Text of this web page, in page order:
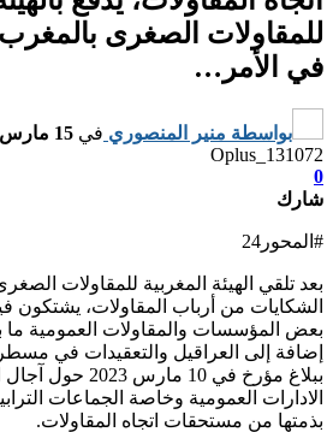
للمقاولات الصغرى بالمغرب
في الأمر…
بواسطة منير المنصوري في 15 مارس, 2025
Oplus_131072
0
شارك
#المحور24
بعد تلقي الهيئة المغربية للمقاولات
الشكايات من أرباب المقاولات، يشتكون
بعض المؤسسات والمقاولات العمومية ما
إضافة إلى العراقيل والتعقيدات في
ببلاغ مؤرخ في 10
الادارات العمومية وخاصة الجماعات
بذمتها من مستحقات اتجاه المقاولات.